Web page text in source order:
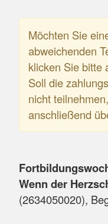
Möchten Sie
abweichenden
klicken Sie bitte
Soll die
nicht
anschließend
Wenn der
(2634050020),